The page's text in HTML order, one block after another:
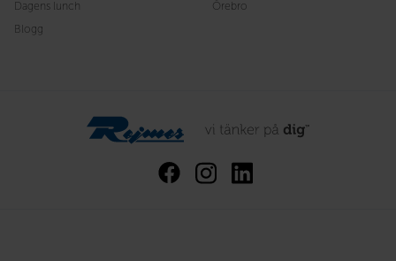
Dagens lunch
Blogg
Örebro